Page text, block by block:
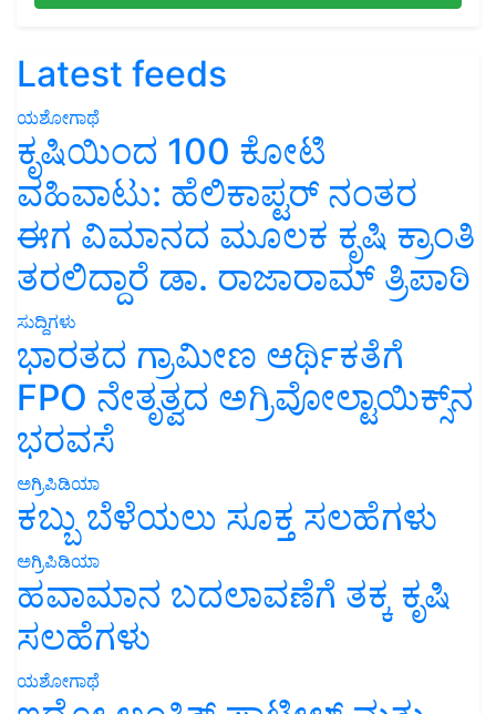
Latest feeds
ಯಶೋಗಾಥೆ
ಕೃಷಿಯಿಂದ 100 ಕೋಟಿ
ವಹಿವಾಟು: ಹೆಲಿಕಾಪ್ಟರ್ ನಂತರ
ಈಗ ವಿಮಾನದ ಮೂಲಕ ಕೃಷಿ ಕ್ರಾಂತಿ
ತರಲಿದ್ದಾರೆ ಡಾ. ರಾಜಾರಾಮ್ ತ್ರಿಪಾಠಿ
ಸುದ್ದಿಗಳು
ಭಾರತದ ಗ್ರಾಮೀಣ ಆರ್ಥಿಕತೆಗೆ
FPO ನೇತೃತ್ವದ ಅಗ್ರಿವೋಲ್ಟಾಯಿಕ್ಸ್‌ನ
ಭರವಸೆ
ಅಗ್ರಿಪಿಡಿಯಾ
ಕಬ್ಬು ಬೆಳೆಯಲು ಸೂಕ್ತ ಸಲಹೆಗಳು
ಅಗ್ರಿಪಿಡಿಯಾ
ಹವಾಮಾನ ಬದಲಾವಣೆಗೆ ತಕ್ಕ ಕೃಷಿ
ಸಲಹೆಗಳು
ಯಶೋಗಾಥೆ